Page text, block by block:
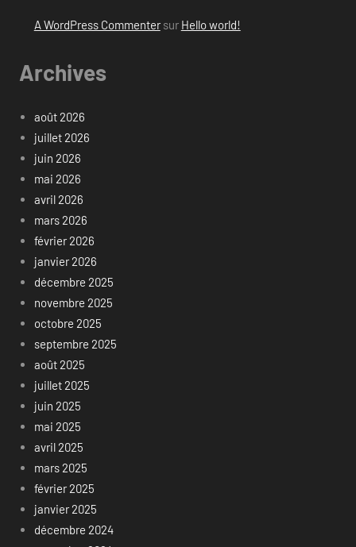
A WordPress Commentersur Hello world!
Archives
août 2026
juillet 2026
juin 2026
mai 2026
avril 2026
mars 2026
février 2026
janvier 2026
décembre 2025
novembre 2025
octobre 2025
septembre 2025
août 2025
juillet 2025
juin 2025
mai 2025
avril 2025
mars 2025
février 2025
janvier 2025
décembre 2024